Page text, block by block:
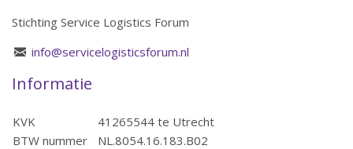
Stichting Service Logistics Forum
info@servicelogisticsforum.nl
Informatie
KVK
41265544 te Utrecht
BTW nummer
NL.8054.16.183.B02